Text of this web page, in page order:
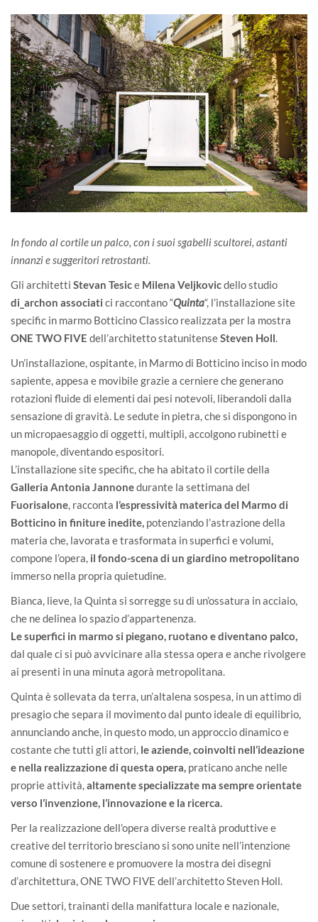
In fondo al cortile un palco, con i suoi sgabelli scultorei, astanti
innanzi e suggeritori retrostanti.
Gli architetti Stevan Tesice Milena Veljkovicdello studio
di_archon associati ci raccontano “Quinta“, l’installazione site
specific in marmo Botticino Classico realizzata per la mostra
ONE TWO FIVE dell’architetto statunitenseSteven Holl.
Un’installazione, ospitante, in Marmo di Botticino inciso in modo
sapiente, appesa e movibile grazie a cerniere che generano
rotazioni fluide di elementi dai pesi notevoli, liberandoli dalla
sensazione di gravità. Le sedute in pietra, che si dispongono in
un micropaesaggio di oggetti, multipli, accolgono rubinetti e
manopole, diventando espositori.
L’installazione site specific, che ha abitato il cortile della
Galleria Antonia Jannonedurante la settimana del
Fuorisalone, racconta l’espressività materica del Marmo di
Botticino in finiture inedite, potenziando l’astrazione della
materia che, lavorata e trasformata in superfici e volumi,
compone l’opera, il fondo-scena di un giardino metropolitano
immerso nella propria quietudine.
Bianca, lieve, la Quinta si sorregge su di un’ossatura in acciaio,
che ne delinea lo spazio d’appartenenza.
Le superfici in marmo si piegano, ruotano e diventano palco,
dal quale ci si può avvicinare alla stessa opera e anche rivolgere
ai presenti in una minuta agorà metropolitana.
Quinta è sollevata da terra, un’altalena sospesa, in un attimo di
presagio che separa il movimento dal punto ideale di equilibrio,
annunciando anche, in questo modo, un approccio dinamico e
costante che tutti gli attori, le aziende, coinvolti nell’ideazione
e nella realizzazione di questa opera, praticano anche nelle
proprie attività,altamente specializzate ma sempre orientate
verso l’invenzione, l’innovazione e la ricerca.
Per la realizzazione dell’opera diverse realtà produttive e
creative del territorio bresciano si sono unite nell’intenzione
comune di sostenere e promuovere la mostra dei disegni
d’architettura, ONE TWO FIVE dell’architetto Steven Holl.
Due settori, trainanti della manifattura locale e nazionale,